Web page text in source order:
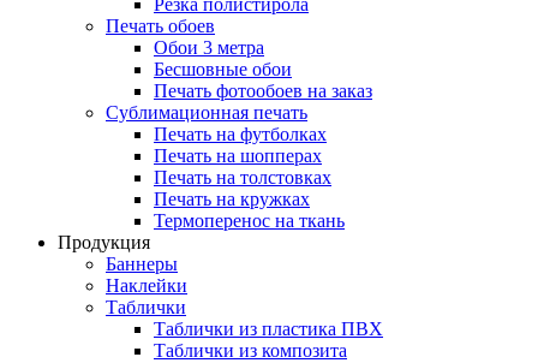
Резка полистирола
Печать обоев
Обои 3 метра
Бесшовные обои
Печать фотообоев на заказ
Сублимационная печать
Печать на футболках
Печать на шопперах
Печать на толстовках
Печать на кружках
Термоперенос на ткань
Продукция
Баннеры
Наклейки
Таблички
Таблички из пластика ПВХ
Таблички из композита